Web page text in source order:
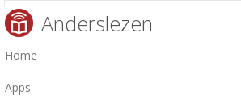
Anderslezen
Home
Apps